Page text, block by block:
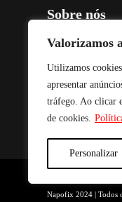
Valorizamos
Utilizamos
apresentar
tráfego. Ao clicar
de cookies.
Personalizar
Sobre nós
Criada em 1990,
de audio, vídeo e
tecnologia avançada,
conferindo um
sempre em stock
Napofix 2024 | Todos